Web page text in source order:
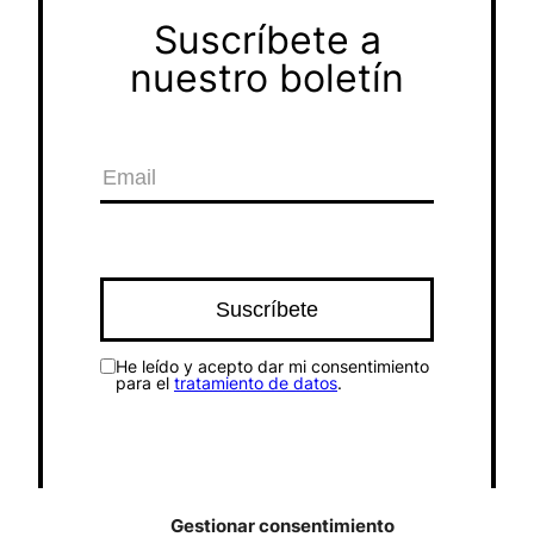
Gestionar consentimiento
Suscríbete a
nuestro boletín
He leído y acepto dar mi consentimiento
para el tratamiento de datos.